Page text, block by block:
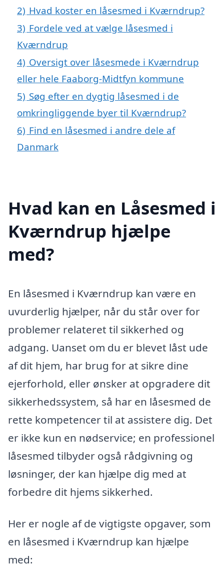
2) Hvad koster en låsesmed i Kværndrup?
3) Fordele ved at vælge låsesmed i
Kværndrup
4) Oversigt over låsesmede i Kværndrup
eller hele Faaborg-Midtfyn kommune
5) Søg efter en dygtig låsesmed i de
omkringliggende byer til Kværndrup?
6) Find en låsesmed i andre dele af
Danmark
Hvad kan en Låsesmed i
Kværndrup hjælpe
med?
En låsesmed i Kværndrup kan være en
uvurderlig hjælper, når du står over for
problemer relateret til sikkerhed og
adgang. Uanset om du er blevet låst ude
af dit hjem, har brug for at sikre dine
ejerforhold, eller ønsker at opgradere dit
sikkerhedssystem, så har en låsesmed de
rette kompetencer til at assistere dig. Det
er ikke kun en nødservice; en professionel
låsesmed tilbyder også rådgivning og
løsninger, der kan hjælpe dig med at
forbedre dit hjems sikkerhed.
Her er nogle af de vigtigste opgaver, som
en låsesmed i Kværndrup kan hjælpe
med: